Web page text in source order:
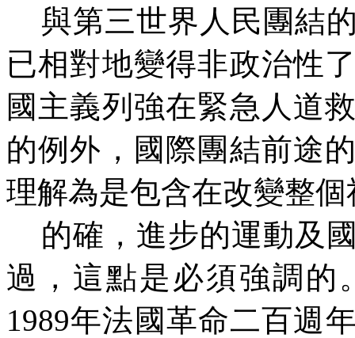
與第三世界人民團結
已相對地變得非政治性
國主義列強在緊急人道
的例外，國際團結前途
理解為是包含在改變整
的確，進步的運動及
過，這點是必須強調的
1989年法國革命二百週